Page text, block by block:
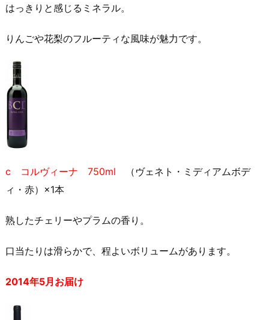
はっきりと感じるミネラル。
りんごや花梨のフルーティな風味が魅力です。
c コルヴィーナ 750ml （ヴェネト・ミディアムボデ
ィ・赤）×1本
熟したチェリーやプラムの香り。
口当たりは滑らかで、程よいボリュームがあります。
2014年5月お届け